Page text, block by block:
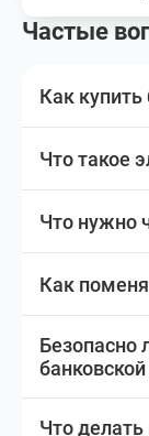
Частые
Как купить
Что такое
Что нужно
Как
Безопасно
Что